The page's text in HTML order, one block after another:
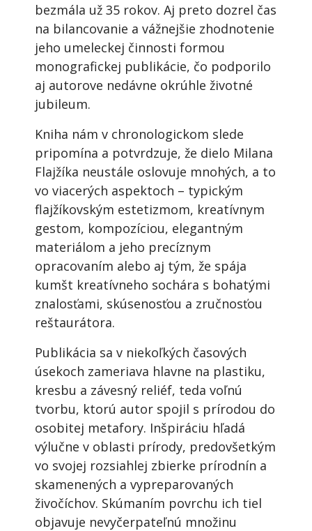
bezmála už 35 rokov. Aj preto dozrel čas
na bilancovanie a vážnejšie zhodnotenie
jeho umeleckej činnosti formou
monografickej publikácie, čo podporilo
aj autorove nedávne okrúhle životné
jubileum.
Kniha nám v chronologickom slede
pripomína a potvrdzuje, že dielo Milana
Flajžíka neustále oslovuje mnohých, a to
vo viacerých aspektoch – typickým
flajžíkovským estetizmom, kreatívnym
gestom, kompozíciou, elegantným
materiálom a jeho precíznym
opracovaním alebo aj tým, že spája
kumšt kreatívneho sochára s bohatými
znalosťami, skúsenosťou a zručnosťou
reštaurátora.
Publikácia sa v niekoľkých časových
úsekoch zameriava hlavne na plastiku,
kresbu a závesný reliéf, teda voľnú
tvorbu, ktorú autor spojil s prírodou do
osobitej metafory. Inšpiráciu hľadá
výlučne v oblasti prírody, predovšetkým
vo svojej rozsiahlej zbierke prírodnín a
skamenených a vypreparovaných
živočíchov. Skúmaním povrchu ich tiel
objavuje nevyčerpateľnú množinu